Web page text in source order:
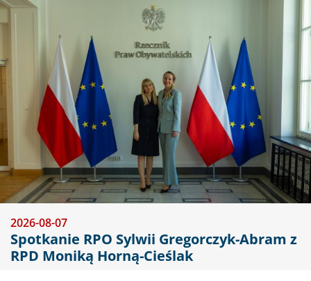
Obraz
2026-08-07
Spotkanie RPO Sylwii Gregorczyk-Abram z
RPD Moniką Horną-Cieślak